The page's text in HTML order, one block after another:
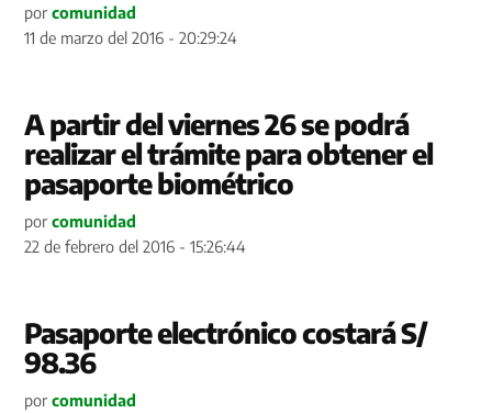
por comunidad
11 de marzo del 2016 - 20:29:24
A partir del viernes 26 se podrá
realizar el trámite para obtener el
pasaporte biométrico
por comunidad
22 de febrero del 2016 - 15:26:44
Pasaporte electrónico costará S/
98.36
por comunidad